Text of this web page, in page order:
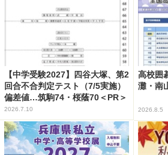
【中学受験2027】四谷大塚、第2
回合不合判定テスト（7/5実施）
偏差値…筑駒74・桜蔭70＜PR＞
2026.7.10
高校囲
灘・南
2026.8.5